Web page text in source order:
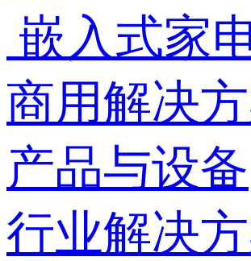
嵌入式家
商用解决
产品与设备
行业解决